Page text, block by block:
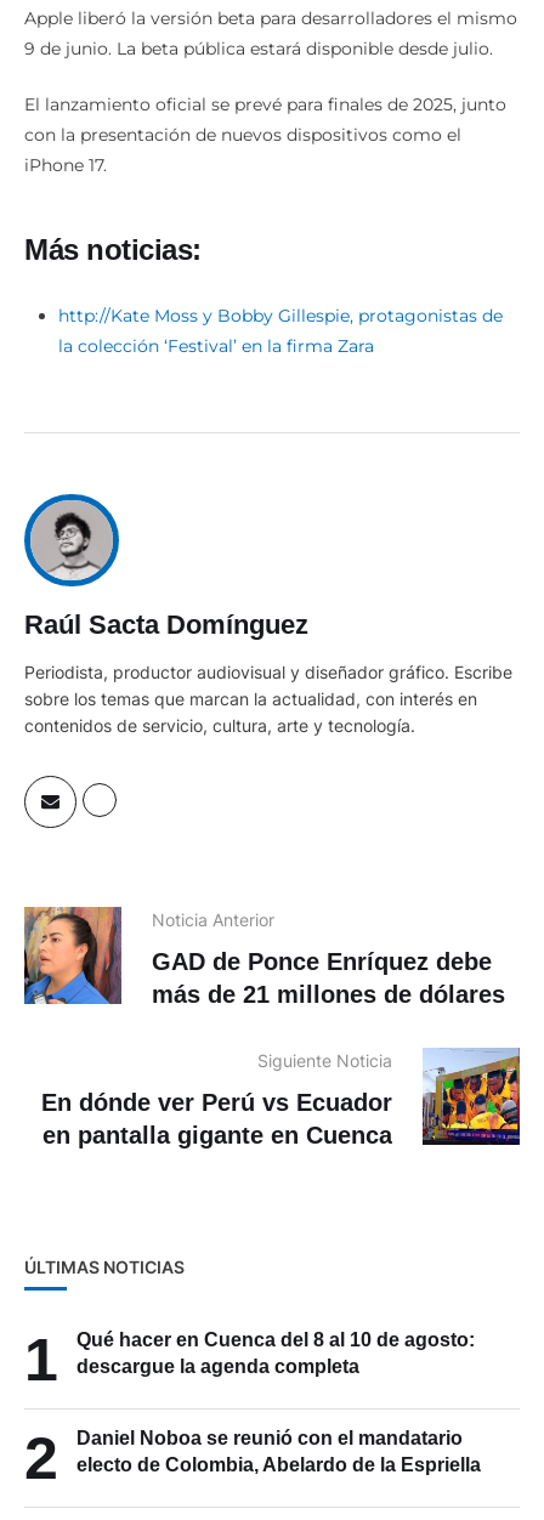
Apple liberó la versión beta para desarrolladores el mismo
9 de junio. La beta pública estará disponible desde julio.
El lanzamiento oficial se prevé para finales de 2025, junto
con la presentación de nuevos dispositivos como el
iPhone 17.
Más noticias:
http://Kate Moss y Bobby Gillespie, protagonistas de
la colección ‘Festival’ en la firma Zara
Raúl Sacta Domínguez
Periodista, productor audiovisual y diseñador gráfico. Escribe
sobre los temas que marcan la actualidad, con interés en
contenidos de servicio, cultura, arte y tecnología.
Noticia Anterior
GAD de Ponce Enríquez debe
más de 21 millones de dólares
Siguiente Noticia
En dónde ver Perú vs Ecuador
en pantalla gigante en Cuenca
ÚLTIMAS NOTICIAS
1
Qué hacer en Cuenca del 8 al 10 de agosto:
descargue la agenda completa
2
Daniel Noboa se reunió con el mandatario
electo de Colombia, Abelardo de la Espriella